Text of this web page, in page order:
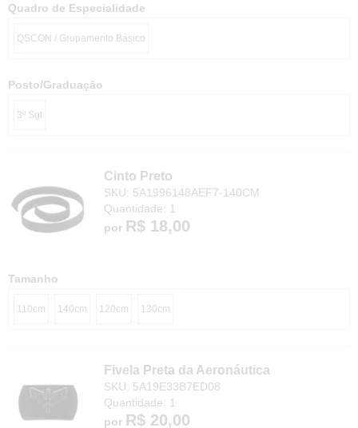
Quadro de Especialidade
QSCON / Grupamento Básico
Posto/Graduação
3º Sgt
Cinto Preto
SKU: 5A1996148AEF7-140CM
Quantidade: 1
por R$ 18,00
Tamanho
110cm 140cm 120cm 130cm
Fivela Preta da Aeronáutica
SKU: 5A19E33B7ED08
Quantidade: 1
por R$ 20,00